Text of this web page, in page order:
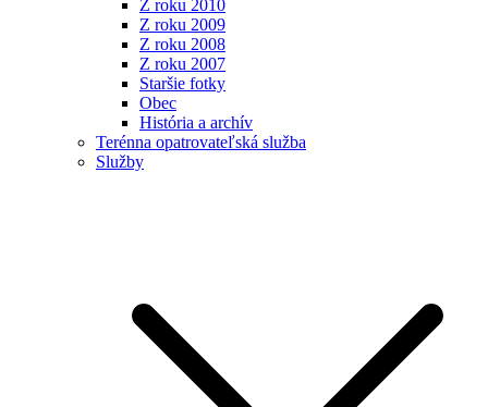
Z roku 2010
Z roku 2009
Z roku 2008
Z roku 2007
Staršie fotky
Obec
História a archív
Terénna opatrovateľská služba
Služby